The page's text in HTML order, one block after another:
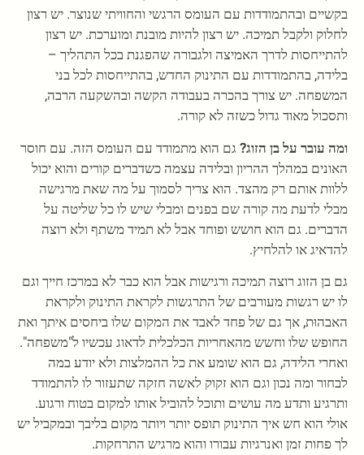
בקשיים ובהתמודדות עם העומס הרגשי והחוויתי שנוצר. יש רצון
לחלוק ולקבל תמיכה. יש רצון להיות מובנת ומוערכת. יש רצון
להתייחסות לדרך האמיצה ולגבורה שהפגנת בכל התהליך –
בלידה, בהתמודדות עם התינוק החדש, בהתייחסות לכל בני
המשפחה. יש צורך בהכרה בעבודה הקשה ובהשקעה הרבה,
ותסכול מאוד גדול כשזה לא קורה.
ומה עובר על בן הזוג? גם הוא מתמודד עם העומס הזה. עם חוסר
האונים במהלך ההריון ובלידה עצמה כשדברים קורים והוא יכול
ללוות אותם רק מהצד. הוא צריך לסמוך על מה שאת מרגישה
מבלי לדעת מה קורה שם בפנים ומבלי שיש לו כל שליטה על
הדברים. גם הוא חושש ופוחד אבל לא תמיד משתף ולא רוצה
להדאיג או להלחיץ.
גם בן הזוג רוצה תמיכה ורגישות אבל הוא כבר לא במרכז חייך וגם
לו יש רגשות מעורבים של התרגשות לקראת התינוק ולקראת
האבהוּת, אך גם של פחד לאבד את המקום שלו ביחסים איתך ואת
החופש שלו וחשש מהאחריות הכלכלית לדאוג עכשיו ל"משפחה".
ואחרי הלידה, גם הוא שומע את כל ההמלצות ולא יודע במה
לבחור ומה נכון וגם הוא זקוק לאשה חזקה שתעזור לו להתמודד
ותרגיע ותדע מה עושים ותוכל להוביל אותו למקום בטוח ורגוע.
אולי הוא חש איך התינוק תופס יותר ויותר מקום בליבך ובמקביל יש
לך פחות זמן ואנרגיות עבורו והוא מרגיש התרחקות.